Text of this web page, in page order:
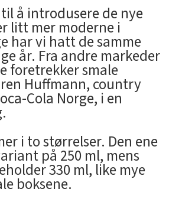
til å introdusere de nye
litt mer moderne i
har vi hatt de samme
år. Fra andre markeder
foretrekker smale
Huffmann, country
Cola Norge, i en
i to størrelser. Den ene
på 250 ml, mens
330 ml, like mye
boksene.